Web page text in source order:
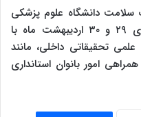
سلامت دانشگاه علوم پزشکی
شیراز اضافه کرد: این همایش روزهای ۲۹ و ۳۰ اردیبهشت ماه با
تحقیقاتی داخلی، مانند
امور بانوان استانداری